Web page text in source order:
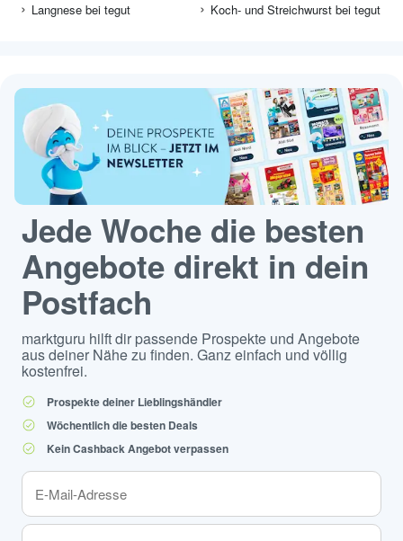
Langnese bei tegut
Koch- und Streichwurst bei tegut
Jede Woche die besten
Angebote direkt in dein
Postfach
marktguru hilft dir passende Prospekte und Angebote
aus deiner Nähe zu finden. Ganz einfach und völlig
kostenfrei.
Prospekte deiner Lieblingshändler
Wöchentlich die besten Deals
Kein Cashback Angebot verpassen